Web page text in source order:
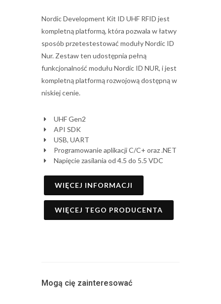
Nordic Development Kit ID UHF RFID jest
kompletną platformą, która pozwala w łatwy
sposób przetestestować moduły Nordic ID
Nur. Zestaw ten udostępnia pełną
funkcjonalność modułu Nordic ID NUR, i jest
kompletną platformą rozwojową dostępną w
niskiej cenie.
UHF Gen2
API SDK
USB, UART
Programowanie aplikacji C/C+ oraz .NET
Napięcie zasilania od 4.5 do 5.5 VDC
WIĘCEJ INFORMACJI
WIĘCEJ TEGO PRODUCENTA
Mogą cię zainteresować